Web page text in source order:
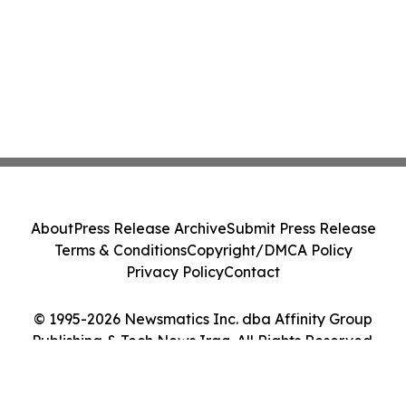
© 1995-2026 Newsmatics Inc. dba Affinity Group
Publishing & Tech News Iraq. All Rights Reserved.
AboutPress Release ArchiveSubmit Press Release
Terms & ConditionsCopyright/DMCA Policy
Privacy PolicyContact